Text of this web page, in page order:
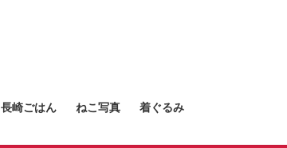
長崎ごはん ねこ写真 着ぐるみ